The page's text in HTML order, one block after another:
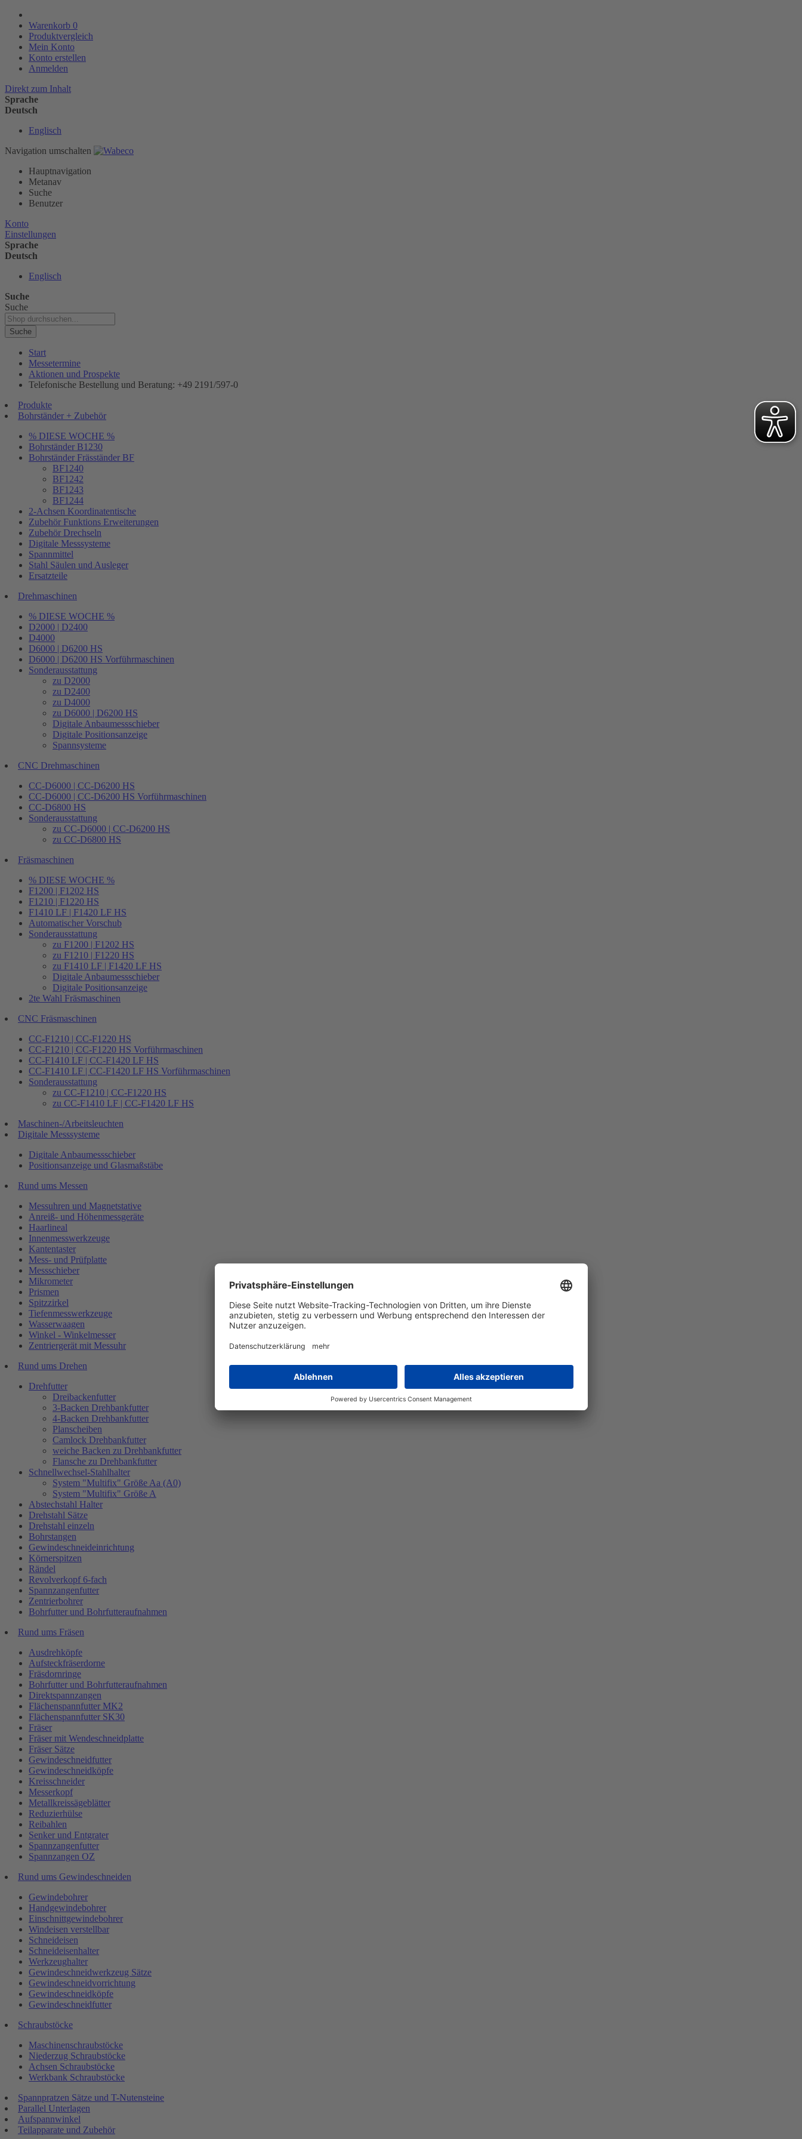
Warenkorb 0
Produktvergleich
Mein Konto
Konto erstellen
Anmelden
Direkt zum Inhalt
Sprache
Deutsch
Englisch
Navigation umschalten
Hauptnavigation
Metanav
Suche
Benutzer
Konto
Einstellungen
Sprache
Deutsch
Englisch
Suche
Suche
Suche
Start
Messetermine
Aktionen und Prospekte
Telefonische Bestellung und Beratung: +49 2191/597-0
Produkte
Bohrständer + Zubehör
% DIESE WOCHE %
Bohrständer B1230
Bohrständer Fräsständer BF
BF1240
BF1242
BF1243
BF1244
2-Achsen Koordinatentische
Zubehör Funktions Erweiterungen
Zubehör Drechseln
Digitale Messsysteme
Spannmittel
Stahl Säulen und Ausleger
Ersatzteile
Drehmaschinen
% DIESE WOCHE %
D2000 | D2400
D4000
D6000 | D6200 HS
D6000 | D6200 HS Vorführmaschinen
Sonderausstattung
zu D2000
zu D2400
zu D4000
zu D6000 | D6200 HS
Digitale Anbaumessschieber
Digitale Positionsanzeige
Spannsysteme
CNC Drehmaschinen
CC-D6000 | CC-D6200 HS
CC-D6000 | CC-D6200 HS Vorführmaschinen
CC-D6800 HS
Sonderausstattung
zu CC-D6000 | CC-D6200 HS
zu CC-D6800 HS
Fräsmaschinen
% DIESE WOCHE %
F1200 | F1202 HS
F1210 | F1220 HS
F1410 LF | F1420 LF HS
Automatischer Vorschub
Sonderausstattung
zu F1200 | F1202 HS
zu F1210 | F1220 HS
zu F1410 LF | F1420 LF HS
Digitale Anbaumessschieber
Digitale Positionsanzeige
2te Wahl Fräsmaschinen
CNC Fräsmaschinen
CC-F1210 | CC-F1220 HS
CC-F1210 | CC-F1220 HS Vorführmaschinen
CC-F1410 LF | CC-F1420 LF HS
CC-F1410 LF | CC-F1420 LF HS Vorführmaschinen
Sonderausstattung
zu CC-F1210 | CC-F1220 HS
zu CC-F1410 LF | CC-F1420 LF HS
Maschinen-/Arbeitsleuchten
Digitale Messsysteme
Digitale Anbaumessschieber
Positionsanzeige und Glasmaßstäbe
Rund ums Messen
Messuhren und Magnetstative
Anreiß- und Höhenmessgeräte
Haarlineal
Innenmesswerkzeuge
Kantentaster
Mess- und Prüfplatte
Messschieber
Mikrometer
Prismen
Spitzzirkel
Tiefenmesswerkzeuge
Wasserwaagen
Winkel - Winkelmesser
Zentriergerät mit Messuhr
Rund ums Drehen
Drehfutter
Dreibackenfutter
3-Backen Drehbankfutter
4-Backen Drehbankfutter
Planscheiben
Camlock Drehbankfutter
weiche Backen zu Drehbankfutter
Flansche zu Drehbankfutter
Schnellwechsel-Stahlhalter
System "Multifix" Größe Aa (A0)
System "Multifix" Größe A
Abstechstahl Halter
Drehstahl Sätze
Drehstahl einzeln
Bohrstangen
Gewindeschneideinrichtung
Körnerspitzen
Rändel
Revolverkopf 6-fach
Spannzangenfutter
Zentrierbohrer
Bohrfutter und Bohrfutteraufnahmen
Rund ums Fräsen
Ausdrehköpfe
Aufsteckfräserdorne
Fräsdornringe
Bohrfutter und Bohrfutteraufnahmen
Direktspannzangen
Flächenspannfutter MK2
Flächenspannfutter SK30
Fräser
Fräser mit Wendeschneidplatte
Fräser Sätze
Gewindeschneidfutter
Gewindeschneidköpfe
Kreisschneider
Messerkopf
Metallkreissägeblätter
Reduzierhülse
Reibahlen
Senker und Entgrater
Spannzangenfutter
Spannzangen OZ
Rund ums Gewindeschneiden
Gewindebohrer
Handgewindebohrer
Einschnittgewindebohrer
Windeisen verstellbar
Schneideisen
Schneideisenhalter
Werkzeughalter
Gewindeschneidwerkzeug Sätze
Gewindeschneidvorrichtung
Gewindeschneidköpfe
Gewindeschneidfutter
Schraubstöcke
Maschinenschraubstöcke
Niederzug Schraubstöcke
Achsen Schraubstöcke
Werkbank Schraubstöcke
Spannpratzen Sätze und T-Nutensteine
Parallel Unterlagen
Aufspannwinkel
Teilapparate und Zubehör